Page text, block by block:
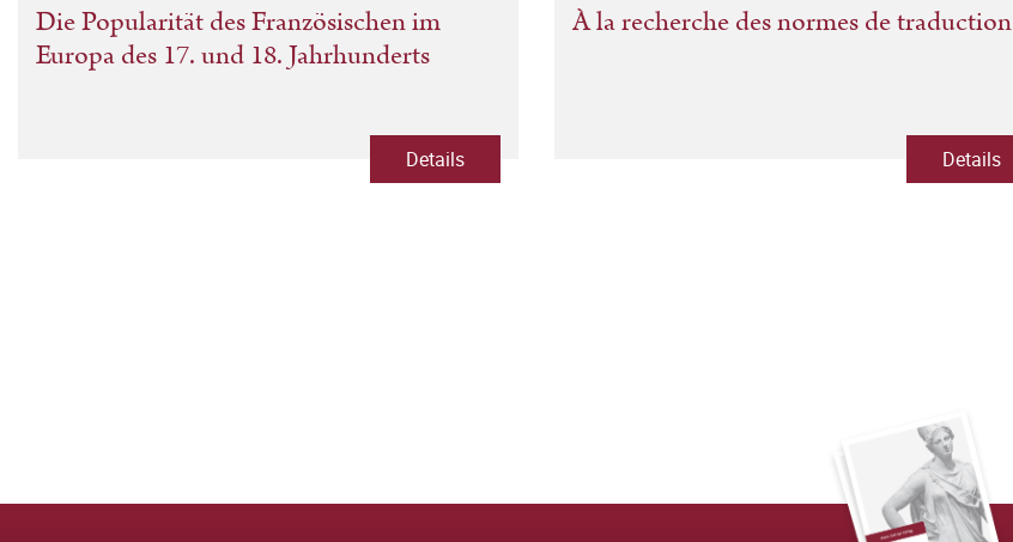
Die Popularität des Französischen im
Europa des 17. und 18. Jahrhunderts
Details
À la recherche des normes de traduction
Details